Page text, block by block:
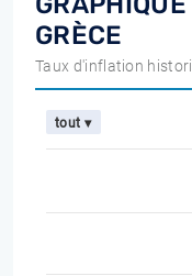
GRÈCE
Taux d'inflation
tout ▾